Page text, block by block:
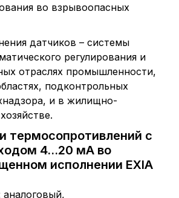
во взрывоопасных
датчиков – системы
регулирования и
отраслях промышленности,
подконтрольных
и в жилищно-
термосопротивлений с
4…20 мА во
исполнении EXIA